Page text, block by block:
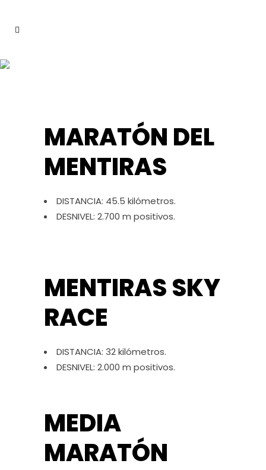
MARATÓN DEL
MENTIRAS
DISTANCIA: 45.5 kilómetros.
DESNIVEL: 2.700 m positivos.
MENTIRAS SKY
RACE
DISTANCIA: 32 kilómetros.
DESNIVEL: 2.000 m positivos.
MEDIA
MARATÓN